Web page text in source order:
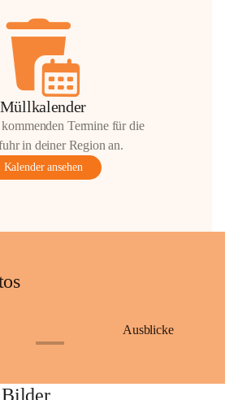
Müllkalender
Termine für die
in deiner Region an.
Kalender ansehen
Ausblicke
Bilder